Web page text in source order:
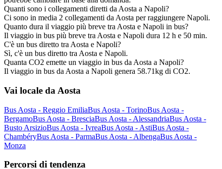
Quanti sono i collegamenti diretti da Aosta a Napoli?
Ci sono in media 2 collegamenti da Aosta per raggiungere Napoli.
Quanto dura il viaggio più breve tra Aosta e Napoli in bus?
Il viaggio in bus più breve tra Aosta e Napoli dura 12 h e 50 min.
C'è un bus diretto tra Aosta e Napoli?
Sì, c'è un bus diretto tra Aosta e Napoli.
Quanta CO2 emette un viaggio in bus da Aosta a Napoli?
Il viaggio in bus da Aosta a Napoli genera 58.71kg di CO2.
Vai locale da Aosta
Bus Aosta - Reggio EmiliaBus Aosta - TorinoBus Aosta -
BergamoBus Aosta - BresciaBus Aosta - AlessandriaBus Aosta -
Busto ArsizioBus Aosta - IvreaBus Aosta - AstiBus Aosta -
ChambéryBus Aosta - ParmaBus Aosta - AlbengaBus Aosta -
Monza
Percorsi di tendenza